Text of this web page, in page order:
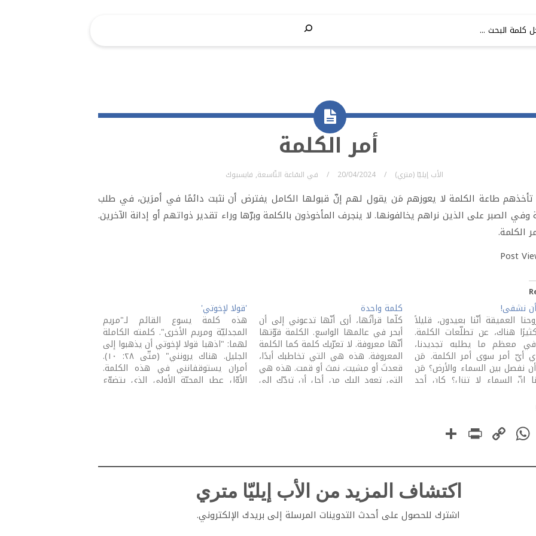
أمر الكلمة
الأب إيليّا (متري) 20/04/2024 في السّاعة التّاسعة, فايسبوك
تأخذهم طاعة الكلمة لا يعوزهم مَن يقول لهم إنّ قبولها الكامل يفترض أن نثبت دائمًا في أمرَين، في طلب
وفي الصبر على الذين نراهم يخالفونها. لا ينجرف المأخوذون بالكلمة وبرّها وراء تقدير ذواتهم أو إدانة الآخرين.
الكلمة.
Post
أن نشفى!
العميقة أنّنا بعيدون، قليلاً
هناك، عن تطلّعات الكلمة.
في معظم ما يطلبه تجديدنا،
أيّ أمر سوى أمر الكلمة. مَن
نفصل بين السماء والأرض؟ مَن
إنّ السماء لا تنزل؟ كان أحد
ينتقد الذين…
كلمة واحدة
كلّما قرأتُها، أرى أنّها تدعوني إلى أن
أبحر في عالمها الواسع. الكلمة قوّتها
أنّها معروفة. لا تعرّيك كلمة كما الكلمة
المعروفة. هذه هي التي تخاطبك أبدًا،
قعدتَ أو مشيت، نمتَ أو قمت. هذه هي
التي تعود إليك من أجل أن تردّك إلى
'قولا لإخوتي'
هذه كلمة يسوع القائم لـ"مريم
المجدليّة ومريم الأخرى". كلمته الكاملة
لهما: "اذهبا قولا لإخوتي أن يذهبوا إلى
الجليل. هناك يرونني" (متّى ٢٨: ١٠).
أمران يستوقفانني في هذه الكلمة.
الأوّل عطر المحبّة الأولى الذي يتضوّع
Facebook
WhatsApp
Copy
PrintFriendly
اكتشاف المزيد من الأب إيليّا متري
اشترك للحصول على أحدث التدوينات المرسلة إلى بريدك الإلكتروني.